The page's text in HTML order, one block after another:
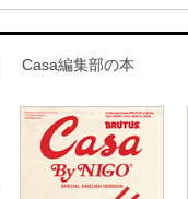
Casa編集部の本